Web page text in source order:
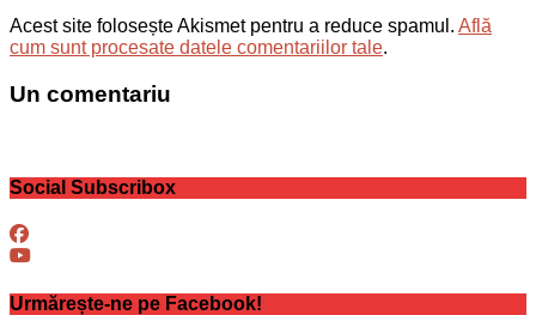
Acest site folosește Akismet pentru a reduce spamul. Află
cum sunt procesate datele comentariilor tale.
Un comentariu
Social Subscribox
Urmărește-ne pe Facebook!